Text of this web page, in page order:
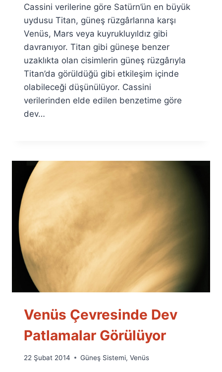
Fuat
Özyar
Cassini verilerine göre Satürn’ün en büyük
uydusu Titan, güneş rüzgârlarına karşı
Venüs, Mars veya kuyrukluyıldız gibi
davranıyor. Titan gibi güneşe benzer
uzaklıkta olan cisimlerin güneş rüzgârıyla
Titan’da görüldüğü gibi etkileşim içinde
olabileceği düşünülüyor. Cassini
verilerinden elde edilen benzetime göre
dev…
Venüs Çevresinde Dev
Patlamalar Görülüyor
By
22 Şubat 2014 Güneş Sistemi, Venüs